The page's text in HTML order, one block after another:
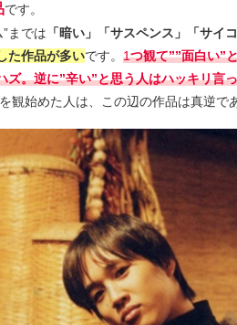
です。
までは 「暗い」「サスペンス」「サイコ
た作品が多いです。 1つ観て””面白い”
。逆に”辛い”と思う人はハッキリ言
始めた人は、この辺の作品は真逆で